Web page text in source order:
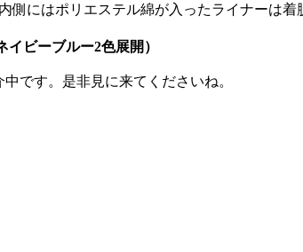
側にはポリエステル綿が入ったライナーは
イビーブルー2色展開）
です。是非見に来てくださいね。